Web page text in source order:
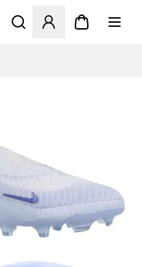
Ανοίγει ένα Modal για να